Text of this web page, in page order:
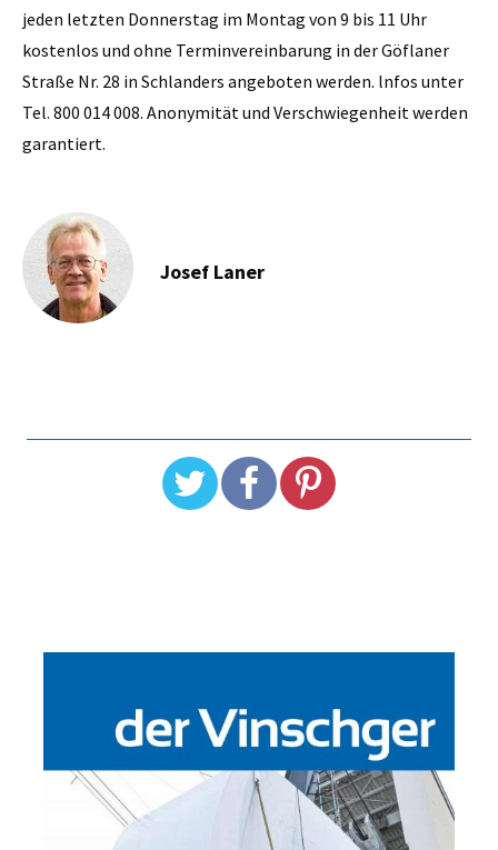
jeden letzten Donnerstag im Montag von 9 bis 11 Uhr
kostenlos und ohne Terminvereinbarung in der Göflaner
Straße Nr. 28 in Schlanders angeboten werden. lnfos unter
Tel. 800 014 008. Anonymität und Verschwiegenheit werden
garantiert.
Josef Laner